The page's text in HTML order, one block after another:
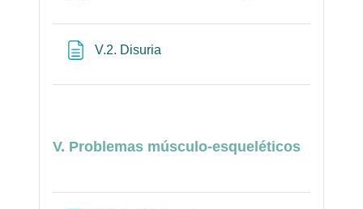
V.2. Disuria
V. Problemas músculo-esqueléticos